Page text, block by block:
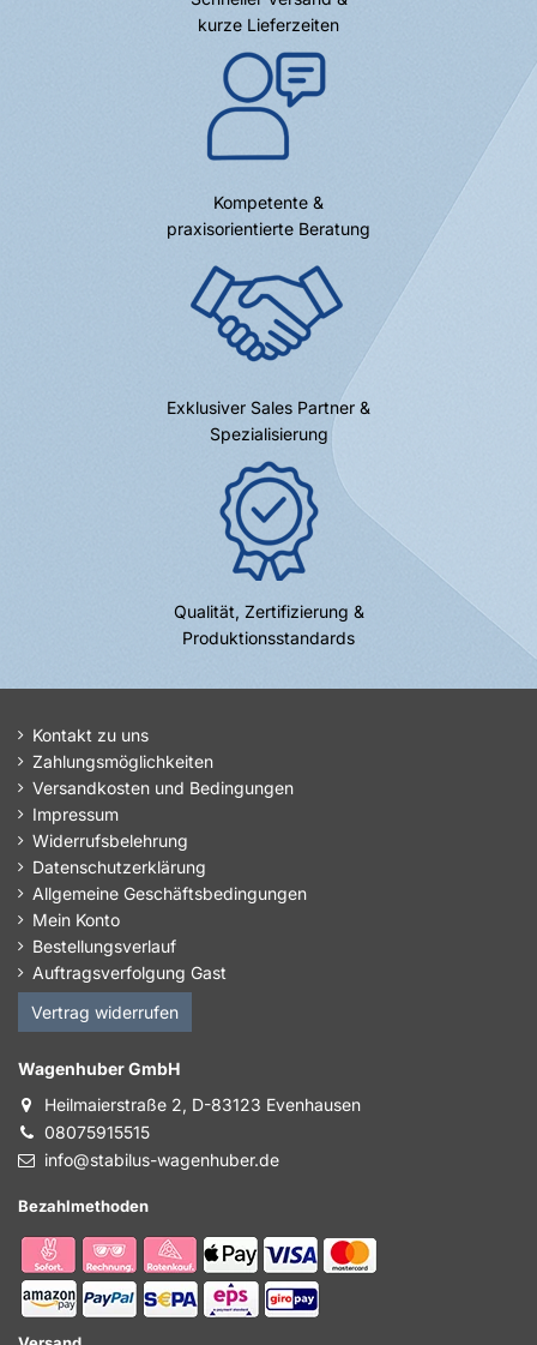
kurze Lieferzeiten
Kompetente &
praxisorientierte Beratung
Exklusiver Sales Partner &
Spezialisierung
Qualität, Zertifizierung &
Produktionsstandards
Kontakt zu uns
Zahlungsmöglichkeiten
Versandkosten und Bedingungen
Impressum
Widerrufsbelehrung
Datenschutzerklärung
Allgemeine Geschäftsbedingungen
Mein Konto
Bestellungsverlauf
Auftragsverfolgung Gast
Vertrag widerrufen
Wagenhuber GmbH
Heilmaierstraße 2, D-83123 Evenhausen
08075915515
info@stabilus-wagenhuber.de
Bezahlmethoden